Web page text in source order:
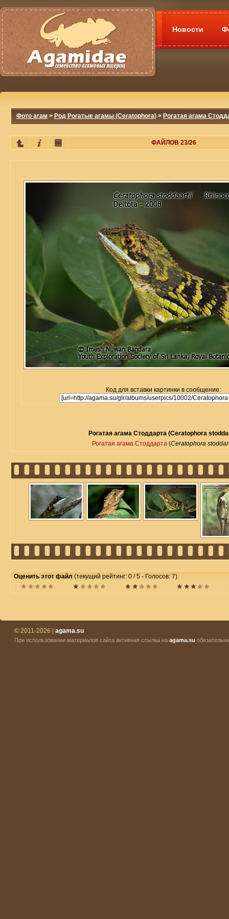
Новости
Фото агам > Род Рогатые агамы (Ceratophora) > Рогатая агама
ФАЙЛОВ 23/26
Код для вставки картинки в сообщение:
Рогатая агама Стоддарта (Ceratophora
Рогатая агама Стоддарта (Ceratophora
Оценить этот файл (текущий рейтинг: 0 / 5 - Голосов: 7)
© 2011-2026 | agama.su
При использовании материалов сайта активная ссылка на agama.su